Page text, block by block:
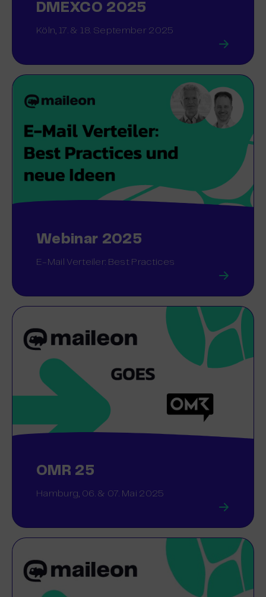
DMEXCO 2025
Köln, 17. & 18. September 2025
Webinar 2025
E-Mail Verteiler: Best Practices
OMR 25
Hamburg, 06. & 07. Mai 2025